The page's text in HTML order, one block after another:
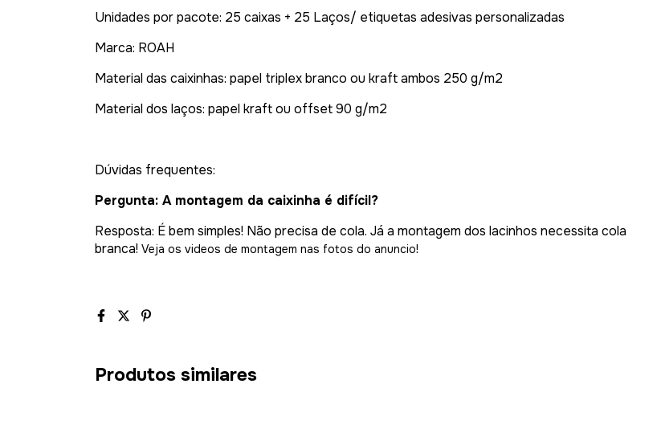
Unidades por pacote: 25 caixas + 25 Laços/ etiquetas adesivas personalizadas
Marca: ROAH
Material das caixinhas: papel triplex branco ou kraft ambos 250 g/m2
Material dos laços: papel kraft ou offset 90 g/m2
Dúvidas frequentes:
Pergunta: A montagem da caixinha é difícil?
Resposta: É bem simples! Não precisa de cola. Já a montagem dos lacinhos necessita cola
branca! Veja os videos de montagem nas fotos do anuncio!
Produtos similares